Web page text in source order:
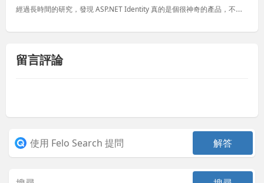
經過長時間的研究，發現 ASP.NET Identity 真的是個很神奇的產品，不但官網缺乏文件，也缺乏完整的 API 文件，我實在不想讓這個好東西就此埋沒，今天特別整理 Facebook 登入後該如
留言評論